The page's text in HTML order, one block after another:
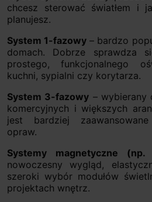
chcesz sterować światłem i
planujesz.
System 1-fazowy – bardzo
domach. Dobrze sprawdza
prostego, funkcjonalnego
kuchni, sypialni czy korytarza.
System 3-fazowy – wybierany
komercyjnych i większych
jest bardziej
opraw.
Systemy magnetyczne (np.
nowoczesny wygląd,
szeroki wybór modułów
projektach wnętrz.